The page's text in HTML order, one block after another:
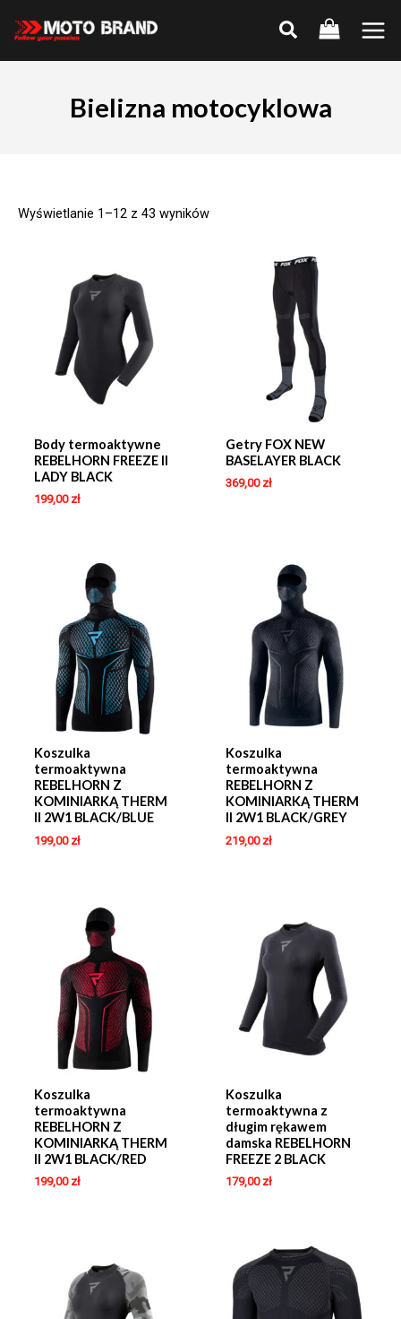
Main
Bielizna motocyklowa
Wyświetlanie 1–12 z 43 wyników
Body termoaktywne
REBELHORN FREEZE II
LADY BLACK
199,00 zł
Getry FOX NEW
BASELAYER BLACK
369,00 zł
Koszulka
termoaktywna
REBELHORN Z
KOMINIARKĄ THERM
II 2W1 BLACK/BLUE
199,00 zł
Koszulka
termoaktywna
REBELHORN Z
KOMINIARKĄ THERM
II 2W1 BLACK/GREY
219,00 zł
Koszulka
termoaktywna
REBELHORN Z
KOMINIARKĄ THERM
II 2W1 BLACK/RED
199,00 zł
Koszulka
termoaktywna z
długim rękawem
damska REBELHORN
FREEZE 2 BLACK
179,00 zł